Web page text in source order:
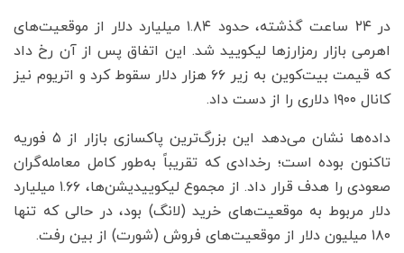
در ۲۴ ساعت گذشته، حدود ۱.۸۴ میلیارد دلار از موقعیت‌های
اهرمی بازار رمزارزها لیکویید شد. این اتفاق پس از آن رخ داد
که قیمت بیت‌کوین به زیر ۶۶ هزار دلار سقوط کرد و اتریوم نیز
کانال ۱۹۰۰ دلاری را از دست داد.
داده‌ها نشان می‌دهد این بزرگ‌ترین پاکسازی بازار از ۵ فوریه
تاکنون بوده است؛ رخدادی که تقریباً به‌طور کامل معامله‌گران
صعودی را هدف قرار داد. از مجموع لیکوییدیشن‌ها، ۱.۶۶ میلیارد
دلار مربوط به موقعیت‌های خرید (لانگ) بود، در حالی که تنها
۱۸۰ میلیون دلار از موقعیت‌های فروش (شورت) از بین رفت.